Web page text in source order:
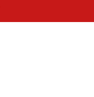
-